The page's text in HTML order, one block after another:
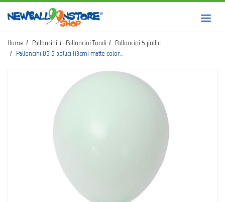
HOME
SHOP
CATALOGO
Home Palloncini Palloncini Tondi
Palloncini 5 pollici
Palloncini D5 5 pollici (13cm) matte color…